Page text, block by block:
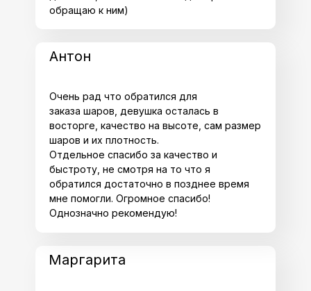
обращаю к ним)
Маргарита
Очень рад что обратился для
заказа шаров, девушка осталась в
восторге, качество на высоте, сам размер
шаров и их плотность.
Отдельное спасибо за качество и
быстроту, не смотря на то что я
обратился достаточно в позднее время
мне помогли. Огромное спасибо!
Однозначно рекомендую!
Антон